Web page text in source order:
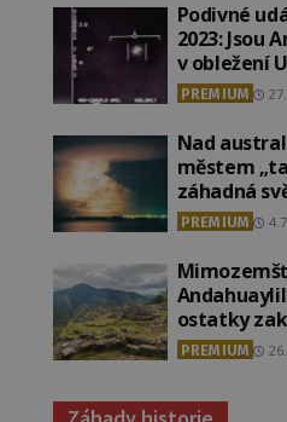
Podivné
2023: Jsou
v obležení
PREMIUM
Nad
městem
záhadná
PREMIUM
ostatky
stvoření s
lebkou?
PREMIUM